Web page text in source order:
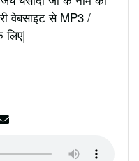
वेबसाइट से MP3 /
लिए|